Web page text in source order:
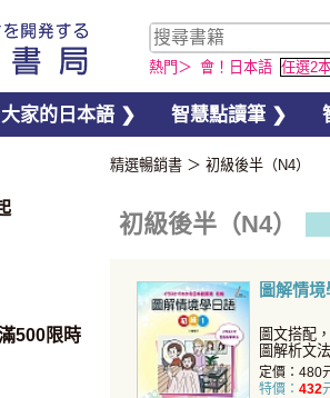
熱門＞ 會！日本語 任選2
大家的日本語 ❯ 智慧點讀筆 ❯
500限時
精選暢銷書 ＞ 初級後半（N4）
初級後半（N4）
圖解情
圖文搭配
圖解析文
步神速。
定價：480
特價： 432